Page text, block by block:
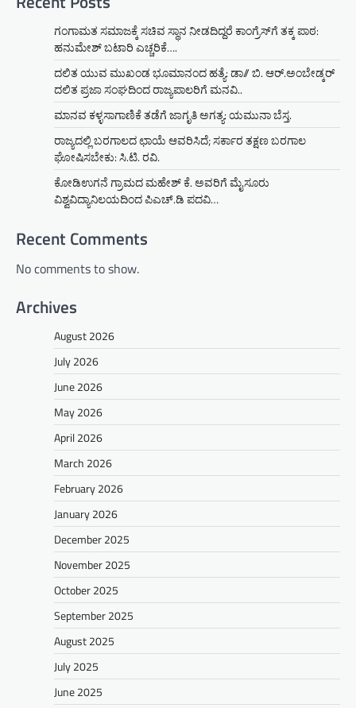
ಗಂಗಾಮತ ಸಮಾಜಕ್ಕೆ ಸಚಿವ ಸ್ಥಾನ ನೀಡದಿದ್ದರೆ ಕಾಂಗ್ರೆಸ್‌ಗೆ ತಕ್ಕ ಪಾಠ:
ಹನುಮೇಶ್ ಬಟಾರಿ ಎಚ್ಚರಿಕೆ….
ದಲಿತ ಯುವ ಮುಖಂಡ ಭೂಮಾನಂದ ಹತ್ಯೆ: ಡಾ// ಬಿ. ಆರ್.ಅಂಬೇಡ್ಕರ್
ದಲಿತ ಪ್ರಜಾ ಸಂಘದಿಂದ ರಾಜ್ಯಪಾಲರಿಗೆ ಮನವಿ..
ಮಾನವ ಕಳ್ಳಸಾಗಾಣಿಕೆ ತಡೆಗೆ ಜಾಗೃತಿ ಅಗತ್ಯ: ಯಮುನಾ ಬೆಸ್ತ.
ರಾಜ್ಯದಲ್ಲಿ ಬರಗಾಲದ ಛಾಯೆ ಆವರಿಸಿದೆ; ಸರ್ಕಾರ ತಕ್ಷಣ ಬರಗಾಲ
ಘೋಷಿಸಬೇಕು: ಸಿ.ಟಿ. ರವಿ.
ಕೋಡಿಉಗನೆ ಗ್ರಾಮದ ಮಹೇಶ್ ಕೆ. ಅವರಿಗೆ ಮೈಸೂರು
ವಿಶ್ವವಿದ್ಯಾನಿಲಯದಿಂದ ಪಿಎಚ್.ಡಿ ಪದವಿ…
Recent Comments
No comments to show.
Archives
August 2026
July 2026
June 2026
May 2026
April 2026
March 2026
February 2026
January 2026
December 2025
November 2025
October 2025
September 2025
August 2025
July 2025
June 2025